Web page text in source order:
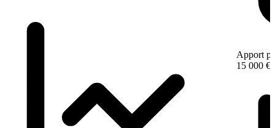
Apport
15 000 €